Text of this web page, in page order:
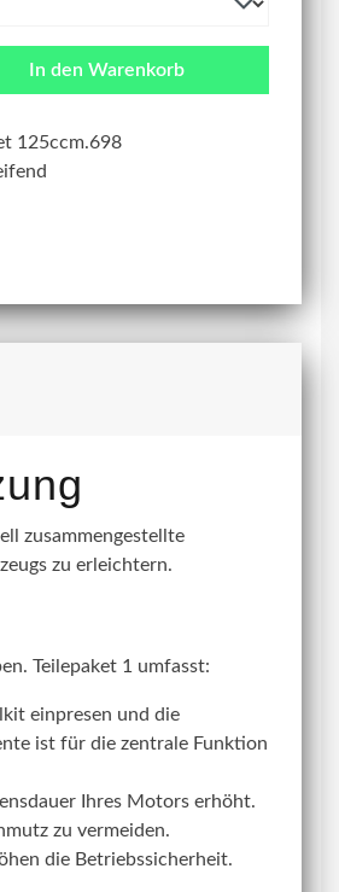
In den Warenkorb
125ccm.698
zusammengestellte
zu erleichtern.
Teilepaket 1 umfasst:
einpresen und die
ist für die zentrale Funktion
Ihres Motors erhöht.
zu vermeiden.
die Betriebssicherheit.